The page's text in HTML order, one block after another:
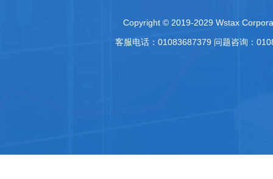
Copyright © 2019-2029 Wstax
客服电话：01083687379 问题咨询：